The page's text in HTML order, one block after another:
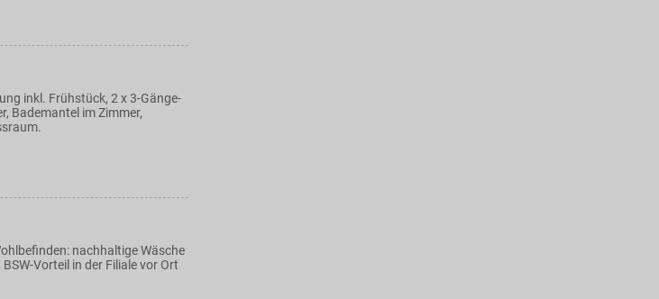
inkl. Frühstück, 2 x 3-Gänge-
Bademantel im Zimmer,
nachhaltige Wäsche
Vorteil in der Filiale vor Ort